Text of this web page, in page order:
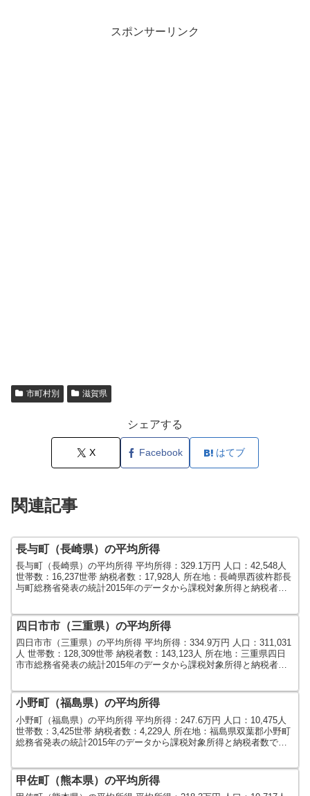
スポンサーリンク
市町村別 滋賀県
シェアする
X Facebook はてブ
関連記事
長与町（長崎県）の平均所得
長与町（長崎県）の平均所得 平均所得：329.1万円 人口：42,548人
世帯数：16,237世帯 納税者数：17,928人 所在地：長崎県西彼杵郡長
与町総務省発表の統計2015年のデータから課税対象所得と納税者数
四日市市（三重県）の平均所得
四日市市（三重県）の平均所得 平均所得：334.9万円 人口：311,031
人 世帯数：128,309世帯 納税者数：143,123人 所在地：三重県四日
市市総務省発表の統計2015年のデータから課税対象所得と納税者数
小野町（福島県）の平均所得
小野町（福島県）の平均所得 平均所得：247.6万円 人口：10,475人
世帯数：3,425世帯 納税者数：4,229人 所在地：福島県双葉郡小野町
総務省発表の統計2015年のデータから課税対象所得と納税者数で算
甲佐町（熊本県）の平均所得